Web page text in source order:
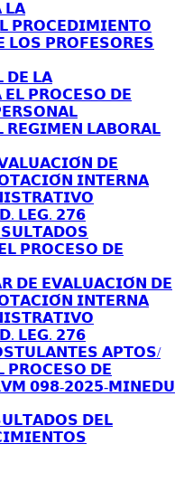
𝗟𝗔
𝗣𝗥𝗢𝗖𝗘𝗗𝗜𝗠𝗜𝗘𝗡𝗧𝗢
𝗟𝗢𝗦 𝗣𝗥𝗢𝗙𝗘𝗦𝗢𝗥𝗘𝗦
𝗗𝗘 𝗟𝗔
𝗣𝗥𝗢𝗖𝗘𝗦𝗢 𝗗𝗘
𝗥𝗘𝗚𝗜𝗠𝗘𝗡 𝗟𝗔𝗕𝗢𝗥𝗔𝗟
𝗗𝗘
𝗜𝗡𝗧𝗘𝗥𝗡𝗔
𝗟𝗘𝗚. 𝟮𝟳𝟲
𝗣𝗥𝗢𝗖𝗘𝗦𝗢 𝗗𝗘
𝗗𝗘 𝗘𝗩𝗔𝗟𝗨𝗔𝗖𝗜𝗢́𝗡 𝗗𝗘
𝗜𝗡𝗧𝗘𝗥𝗡𝗔
𝗟𝗘𝗚. 𝟮𝟳𝟲
𝗔𝗣𝗧𝗢𝗦/
𝗣𝗥𝗢𝗖𝗘𝗦𝗢 𝗗𝗘
𝟬𝟵𝟴-𝟮𝟬𝟮𝟱-𝗠𝗜𝗡𝗘𝗗𝗨
𝗗𝗘𝗟